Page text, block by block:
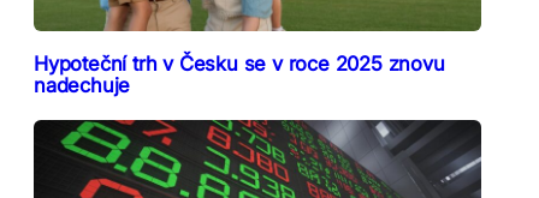
Hypoteční trh v Česku se v roce 2025 znovu
nadechuje